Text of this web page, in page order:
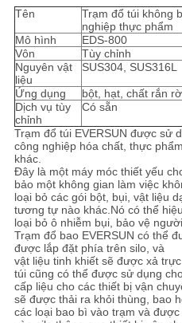
SƠ
ĐỒ
TRANG
WEB
CHÍNH
SÁCH
BẢO
MẬT
Tên
Trạm đổ túi không
nghiệp thực phẩm
Mô hình
EDS-800
Vôn
Tùy chỉnh
Nguyên vật
liệu
SUS304, SUS316L
Ứng dụng
bột, hạt, chất rắn
Dịch vụ tùy
chỉnh
Có sẵn
Trạm đổ túi EVERSUN được sử
công nghiệp hóa chất, thực
khác.
Đây là một máy móc thiết yếu
bảo một không gian làm việc
loại bỏ các gói bột, bụi, vật liệu
tương tự nào khác.Nó có thể
loại bỏ ô nhiễm bụi, bảo vệ
Trạm đổ bao EVERSUN có thể
được lắp đặt phía trên silo, và
vật liệu tinh khiết sẽ được xả
túi cũng có thể được sử dụng
cấp liệu cho các thiết bị vận
sẽ được thải ra khỏi thùng, bao
các loại bao bì vào trạm và